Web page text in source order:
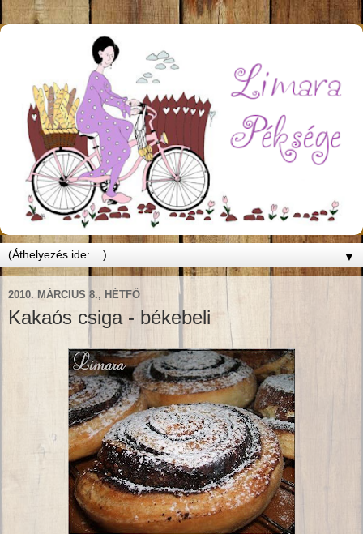
▼
2010. MÁRCIUS 8., HÉTFŐ
Kakaós csiga - békebeli